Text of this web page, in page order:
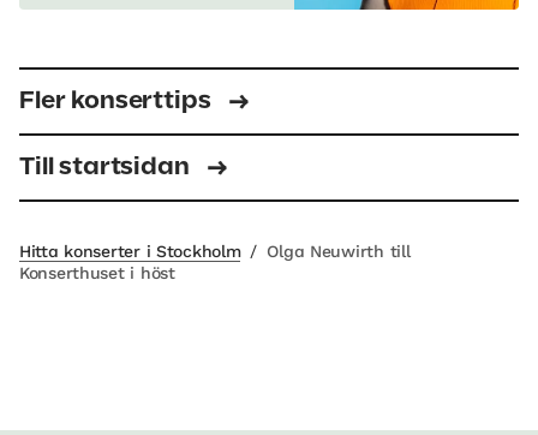
Fler konserttips
Till startsidan
Hitta konserter i Stockholm / Olga Neuwirth till
Konserthuset i höst